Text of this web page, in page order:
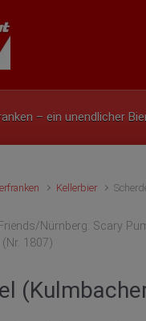
– ein unendlicher
Kellerbier
Nürnberg: Scary
1807)